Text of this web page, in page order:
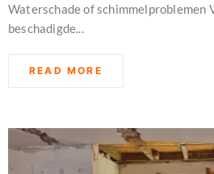
Waterschade of schimmelproblemen
beschadigde...
READ MORE